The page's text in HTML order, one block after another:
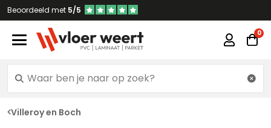
Beoordeeld met 5/5
Villeroy en Boch